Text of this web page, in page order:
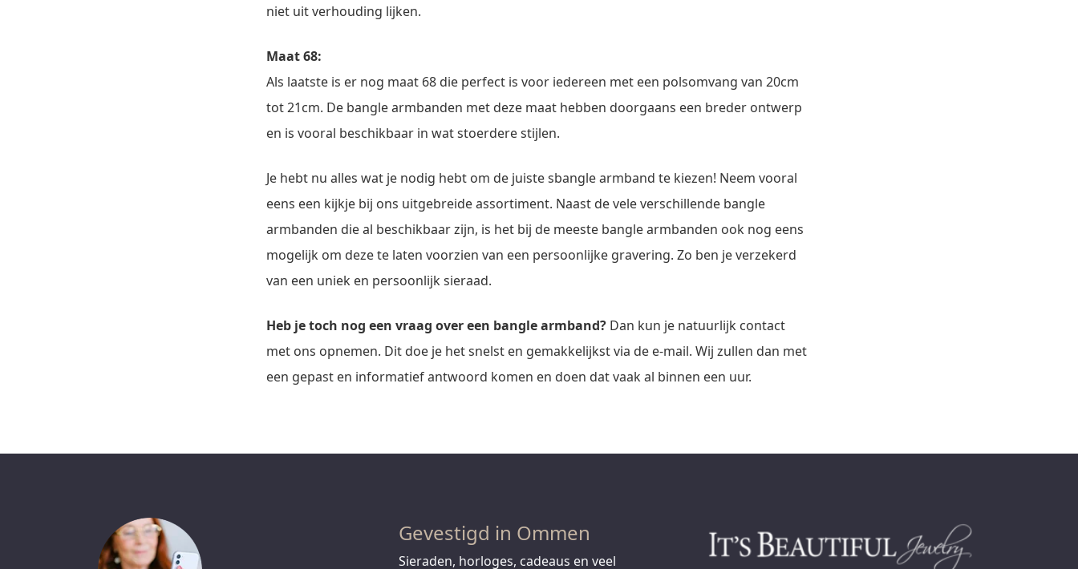
niet uit verhouding lijken.
Maat 68:
Als laatste is er nog maat 68 die perfect is voor iedereen met een polsomvang van 20cm
tot 21cm. De bangle armbanden met deze maat hebben doorgaans een breder ontwerp
en is vooral beschikbaar in wat stoerdere stijlen.
Je hebt nu alles wat je nodig hebt om de juiste sbangle armband te kiezen! Neem vooral
eens een kijkje bij ons uitgebreide assortiment. Naast de vele verschillende bangle
armbanden die al beschikbaar zijn, is het bij de meeste bangle armbanden ook nog eens
mogelijk om deze te laten voorzien van een persoonlijke gravering. Zo ben je verzekerd
van een uniek en persoonlijk sieraad.
Heb je toch nog een vraag over een bangle armband? Dan kun je natuurlijk contact
met ons opnemen. Dit doe je het snelst en gemakkelijkst via de e-mail. Wij zullen dan met
een gepast en informatief antwoord komen en doen dat vaak al binnen een uur.
Gevestigd in Ommen
Sieraden, horloges, cadeaus en veel